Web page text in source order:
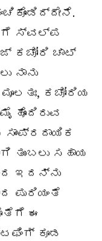
ಸ್ವಲ್ಪ
ಕಚೋರಿ ಚಾಟ್
ನಾನು
ಕಚೋರಿಯ
ಹೊಂದಿರುವ
ಸಹಾಯ
ಇದನ್ನು
ಪುರಿಯಂತೆ
ಈ
ಕೂಡ